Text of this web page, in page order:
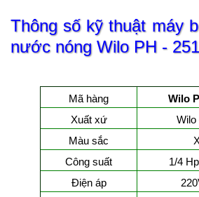
Thông số kỹ thuật máy
nước nóng Wilo PH -
Mã hàng
Wilo
Xuất xứ
Wilo
Màu sắc
Công suất
1/4
Điện áp